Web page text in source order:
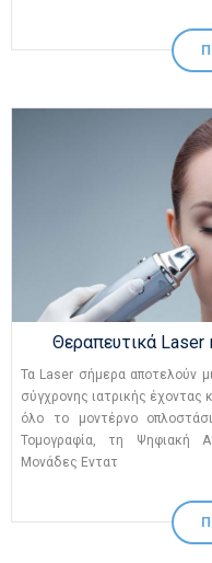
Θεραπευτικά Laser
Τα Laser σήμερα αποτελούν
σύγχρονης ιατρικής έχοντας
όλο το μοντέρνο
Τομογραφία, τη Ψηφιακή
Μονάδες Εντατ